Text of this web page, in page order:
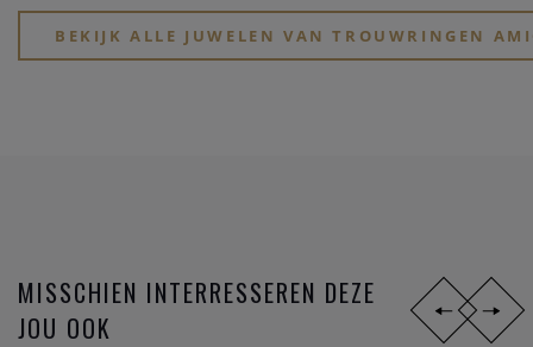
design?BEKIJK ALLE JUWELEN VAN TROUWRINGEN
MISSCHIEN INTERRESSEREN DEZE
JOU OOK